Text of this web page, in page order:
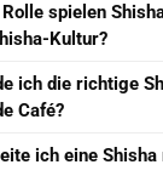
spielen
Kultur?
ich die richtige
Café?
ich eine